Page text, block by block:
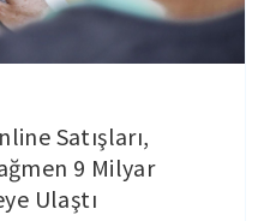
Satışları,
9 Milyar
Ulaştı